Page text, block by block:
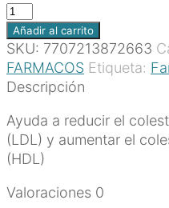
Coroval
E
10/10
mg
x
tabletas
recubiertas
cantidad
Añadir al carrito
SKU: 7707213872663
FARMACOS Etiqueta:
Descripción
Ayuda a reducir el
(LDL) y aumentar el
(HDL)
Valoraciones 0